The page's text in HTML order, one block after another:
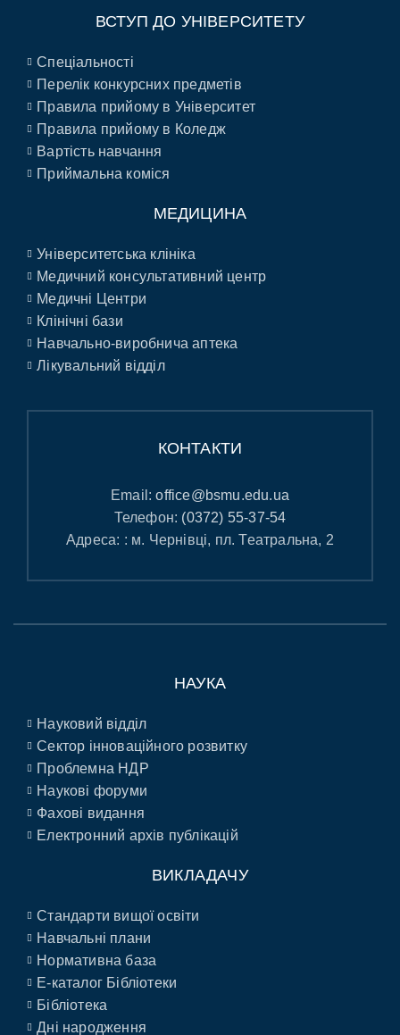
ВСТУП ДО УНІВЕРСИТЕТУ
Спеціальності
Перелік конкурсних предметів
Правила прийому в Університет
Правила прийому в Коледж
Вартість навчання
Приймальна коміся
МЕДИЦИНА
Університетська клініка
Медичний консультативний центр
Медичні Центри
Клінічні бази
Навчально-виробнича аптека
Лікувальний відділ
КОНТАКТИ
Email:office@bsmu.edu.ua
Телефон: (0372) 55-37-54
Адреса: : м. Чернівці, пл. Театральна, 2
НАУКА
Науковий відділ
Сектор інноваційного розвитку
Проблемна НДР
Наукові форуми
Фахові видання
Електронний архів публікацій
ВИКЛАДАЧУ
Стандарти вищої освіти
Навчальні плани
Нормативна база
E-каталог Бібліотеки
Бібліотека
Дні народження